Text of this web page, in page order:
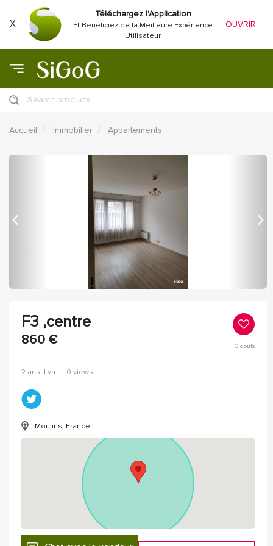
X
Téléchargez l'Application
Et Bénéficiez de la Meilleure Expérience
Utilisateur
OUVRIR
Search products
Accueil Immobilier Appartements
F3 ,centre
860 € 0goûts
2 ans Il ya | 0 views
Moulins, France